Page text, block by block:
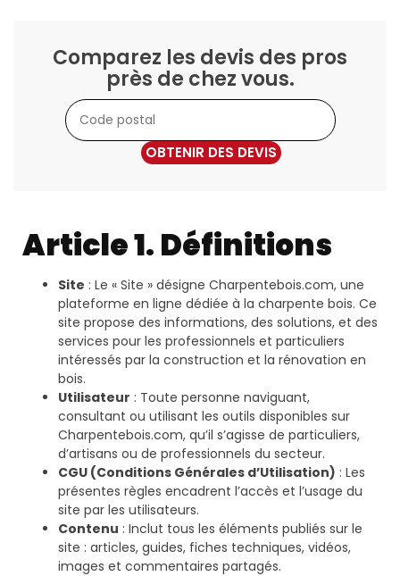
Comparez les devis des pros
près de chez vous.
OBTENIR DES DEVIS
Article 1. Définitions
Site : Le « Site » désigne Charpentebois.com, une
plateforme en ligne dédiée à la charpente bois. Ce
site propose des informations, des solutions, et des
services pour les professionnels et particuliers
intéressés par la construction et la rénovation en
bois.
Utilisateur : Toute personne naviguant,
consultant ou utilisant les outils disponibles sur
Charpentebois.com, qu’il s’agisse de particuliers,
d’artisans ou de professionnels du secteur.
CGU (Conditions Générales d’Utilisation) : Les
présentes règles encadrent l’accès et l’usage du
site par les utilisateurs.
Contenu : Inclut tous les éléments publiés sur le
site : articles, guides, fiches techniques, vidéos,
images et commentaires partagés.